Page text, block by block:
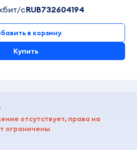
cRUB732604194
в корзину
Купить
отсутствует, права на
ограничены